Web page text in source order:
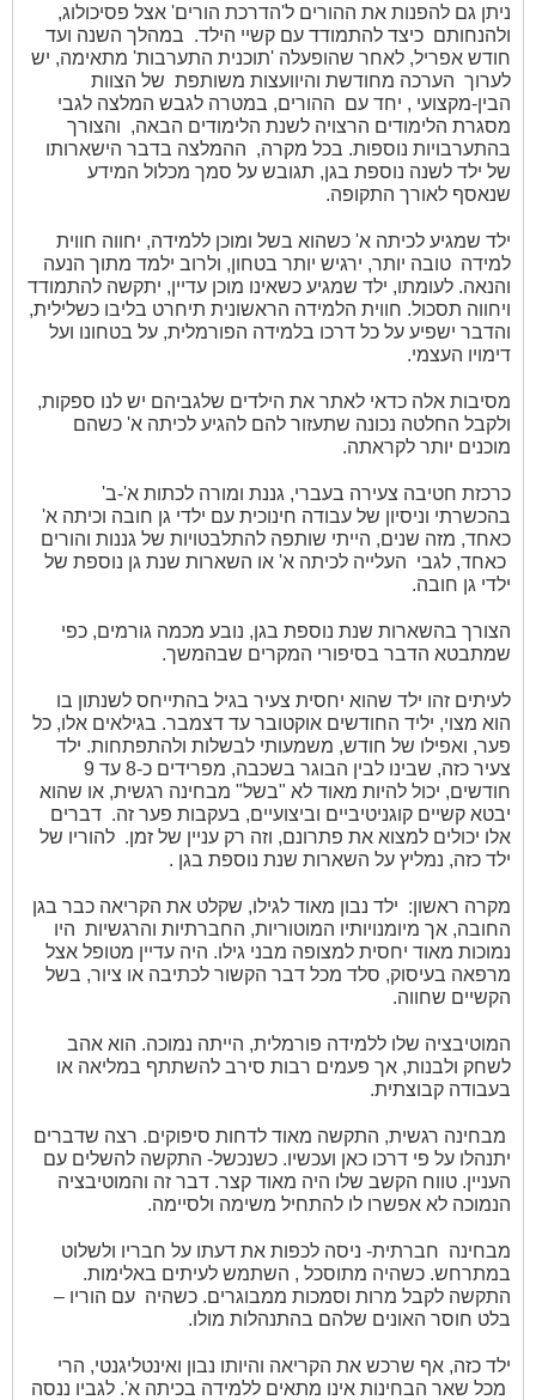
ניתן גם להפנות את ההורים ל'הדרכת הורים' אצל פסיכולוג,
ולהנחותם כיצד להתמודד עם קשיי הילד. במהלך השנה ועד
חודש אפריל, לאחר שהופעלה 'תוכנית התערבות' מתאימה, יש
לערוך הערכה מחודשת והיוועצות משותפת של הצוות
הבין-מקצועי , יחד עם ההורים, במטרה לגבש המלצה לגבי
מסגרת הלימודים הרצויה לשנת הלימודים הבאה, והצורך
בהתערבויות נוספות. בכל מקרה, ההמלצה בדבר הישארותו
של ילד לשנה נוספת בגן, תגובש על סמך מכלול המידע
שנאסף לאורך התקופה.
ילד שמגיע לכיתה א' כשהוא בשל ומוכן ללמידה, יחווה חווית
למידה טובה יותר, ירגיש יותר בטחון, ולרוב ילמד מתוך הנעה
והנאה. לעומתו, ילד שמגיע כשאינו מוכן עדיין, יתקשה להתמודד
ויחווה תסכול. חווית הלמידה הראשונית תיחרט בליבו כשלילית,
והדבר ישפיע על כל דרכו בלמידה הפורמלית, על בטחונו ועל
דימויו העצמי.
מסיבות אלה כדאי לאתר את הילדים שלגביהם יש לנו ספקות,
ולקבל החלטה נכונה שתעזור להם להגיע לכיתה א' כשהם
מוכנים יותר לקראתה.
כרכזת חטיבה צעירה בעברי, גננת ומורה לכתות א'-ב'
בהכשרתי וניסיון של עבודה חינוכית עם ילדי גן חובה וכיתה א'
כאחד, מזה שנים, הייתי שותפה להתלבטויות של גננות והורים
כאחד, לגבי העלייה לכיתה א' או השארות שנת גן נוספת של
ילדי גן חובה.
הצורך בהשארות שנת נוספת בגן, נובע מכמה גורמים, כפי
שמתבטא הדבר בסיפורי המקרים שבהמשך.
לעיתים זהו ילד שהוא יחסית צעיר בגיל בהתייחס לשנתון בו
הוא מצוי, יליד החודשים אוקטובר עד דצמבר. בגילאים אלו, כל
פער, ואפילו של חודש, משמעותי לבשלות ולהתפתחות. ילד
צעיר כזה, שבינו לבין הבוגר בשכבה, מפרידים כ-8 עד 9
חודשים, יכול להיות מאוד לא "בשל" מבחינה רגשית, או שהוא
יבטא קשיים קוגניטיביים וביצועיים, בעקבות פער זה. דברים
אלו יכולים למצוא את פתרונם, וזה רק עניין של זמן. להוריו של
ילד כזה, נמליץ על השארות שנת נוספת בגן .
מקרה ראשון: ילד נבון מאוד לגילו, שקלט את הקריאה כבר בגן
החובה, אך מיומנויותיו המוטוריות, החברתיות והרגשיות היו
נמוכות מאוד יחסית למצופה מבני גילו. היה עדיין מטופל אצל
מרפאה בעיסוק, סלד מכל דבר הקשור לכתיבה או ציור, בשל
הקשיים שחווה.
המוטיבציה שלו ללמידה פורמלית, הייתה נמוכה. הוא אהב
לשחק ולבנות, אך פעמים רבות סירב להשתתף במליאה או
בעבודה קבוצתית.
מבחינה רגשית, התקשה מאוד לדחות סיפוקים. רצה שדברים
יתנהלו על פי דרכו כאן ועכשיו. כשנכשל- התקשה להשלים עם
העניין. טווח הקשב שלו היה מאוד קצר. דבר זה והמוטיבציה
הנמוכה לא אפשרו לו להתחיל משימה ולסיימה.
מבחינה חברתית- ניסה לכפות את דעתו על חבריו ולשלוט
במתרחש. כשהיה מתוסכל , השתמש לעיתים באלימות.
התקשה לקבל מרות וסמכות ממבוגרים. כשהיה עם הוריו –
בלט חוסר האונים שלהם בהתנהלות מולו.
ילד כזה, אף שרכש את הקריאה והיותו נבון ואינטליגנטי, הרי
מכל שאר הבחינות אינו מתאים ללמידה בכיתה א'. לגביו ננסה